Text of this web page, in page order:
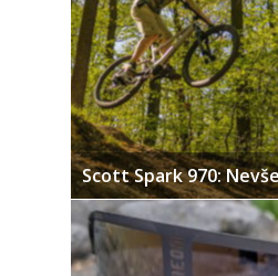
Scott Spark 970: